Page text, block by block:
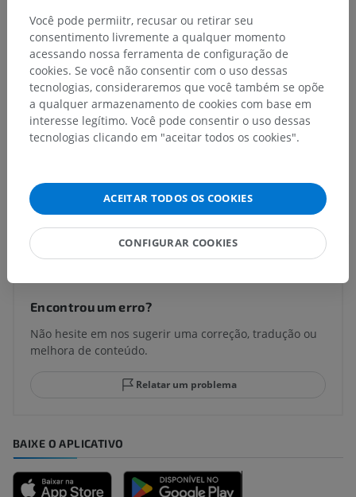
Estruturas subjacentes:
Vaso linfático superficial
Vaso linfático profundo
Capilar linfático
Traduções
Encontrou um erro?
Não hesite em nos sugerir uma correção, tradução ou
melhora de conteúdo.
Relatar um problema
BAIXE O APLICATIVO
Você pode permiitr, recusar ou retirar seu
consentimento livremente a qualquer momento
acessando nossa ferramenta de configuração de
cookies. Se você não consentir com o uso dessas
tecnologias, consideraremos que você também se opõe
a qualquer armazenamento de cookies com base em
interesse legítimo. Você pode consentir o uso dessas
tecnologias clicando em "aceitar todos os cookies".
ACEITAR TODOS OS COOKIES
CONFIGURAR COOKIES